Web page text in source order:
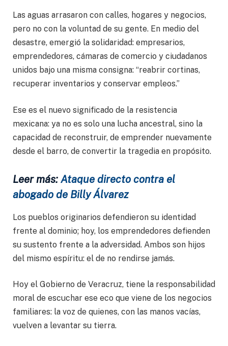
Las aguas arrasaron con calles, hogares y negocios,
pero no con la voluntad de su gente. En medio del
desastre, emergió la solidaridad: empresarios,
emprendedores, cámaras de comercio y ciudadanos
unidos bajo una misma consigna: “reabrir cortinas,
recuperar inventarios y conservar empleos.”
Ese es el nuevo significado de la resistencia
mexicana: ya no es solo una lucha ancestral, sino la
capacidad de reconstruir, de emprender nuevamente
desde el barro, de convertir la tragedia en propósito.
Leer más: Ataque directo contra el
abogado de Billy Álvarez
Los pueblos originarios defendieron su identidad
frente al dominio; hoy, los emprendedores defienden
su sustento frente a la adversidad. Ambos son hijos
del mismo espíritu: el de no rendirse jamás.
Hoy el Gobierno de Veracruz, tiene la responsabilidad
moral de escuchar ese eco que viene de los negocios
familiares: la voz de quienes, con las manos vacías,
vuelven a levantar su tierra.